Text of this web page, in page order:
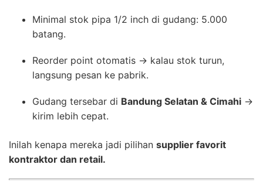
Minimal stok pipa 1/2 inch di gudang: 5.000
batang.
Reorder point otomatis → kalau stok turun,
langsung pesan ke pabrik.
Gudang tersebar di Bandung Selatan & Cimahi →
kirim lebih cepat.
Inilah kenapa mereka jadi pilihan supplier favorit
kontraktor dan retail.